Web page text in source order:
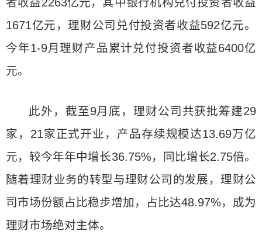
1671亿元，理财公司兑付投资者收益592亿元。
今年1-9月理财产品累计兑付投资者收益6400亿
元。
此外，截至9月底，理财公司共获批筹建29
家，21家正式开业，产品存续规模达13.69万亿
元，较今年年中增长36.75%，同比增长2.75倍。
随着理财业务的转型与理财公司的发展，理财公
司市场份额占比稳步增加，占比达48.97%，成为
理财市场绝对主体。